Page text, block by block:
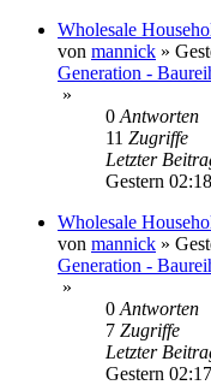
Wholesale
von mannick »
Generation -
»
0 Antworten
11 Zugriffe
Letzter
Gestern 02:18
Wholesale
von mannick »
Generation -
»
0 Antworten
7 Zugriffe
Letzter
Gestern 02:17